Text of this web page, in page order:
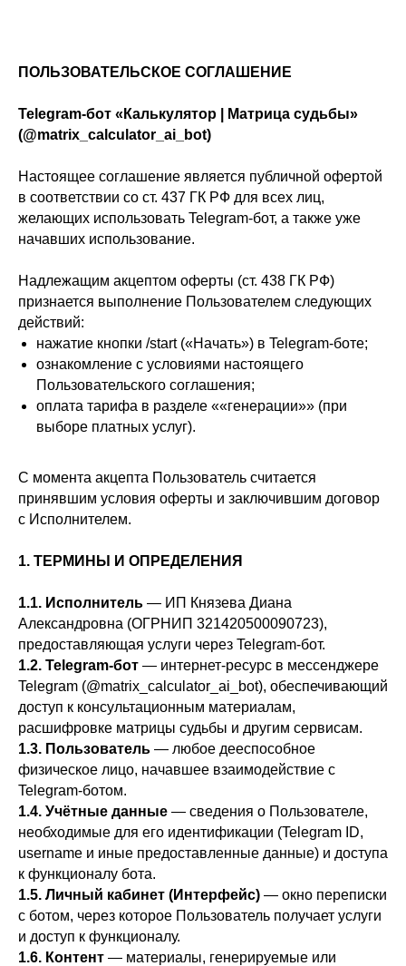
ПОЛЬЗОВАТЕЛЬСКОЕ СОГЛАШЕНИЕ
Telegram-бот «Калькулятор | Матрица судьбы»
(@matrix_calculator_ai_bot)
Настоящее соглашение является публичной офертой
в соответствии со ст. 437 ГК РФ для всех лиц,
желающих использовать Telegram-бот, а также уже
начавших использование.
Надлежащим акцептом оферты (ст. 438 ГК РФ)
признается выполнение Пользователем следующих
действий:
нажатие кнопки /start («Начать») в Telegram-боте;
ознакомление с условиями настоящего
Пользовательского соглашения;
оплата тарифа в разделе ««генерации»» (при
выборе платных услуг).
С момента акцепта Пользователь считается
принявшим условия оферты и заключившим договор
с Исполнителем.
1. ТЕРМИНЫ И ОПРЕДЕЛЕНИЯ
1.1. Исполнитель — ИП Князева Диана
Александровна (ОГРНИП 321420500090723),
предоставляющая услуги через Telegram-бот.
1.2. Telegram-бот — интернет-ресурс в мессенджере
Telegram (@matrix_calculator_ai_bot), обеспечивающий
доступ к консультационным материалам,
расшифровке матрицы судьбы и другим сервисам.
1.3. Пользователь — любое дееспособное
физическое лицо, начавшее взаимодействие с
Telegram-ботом.
1.4. Учётные данные — сведения о Пользователе,
необходимые для его идентификации (Telegram ID,
username и иные предоставленные данные) и доступа
к функционалу бота.
1.5. Личный кабинет (Интерфейс) — окно переписки
с ботом, через которое Пользователь получает услуги
и доступ к функционалу.
1.6. Контент — материалы, генерируемые или